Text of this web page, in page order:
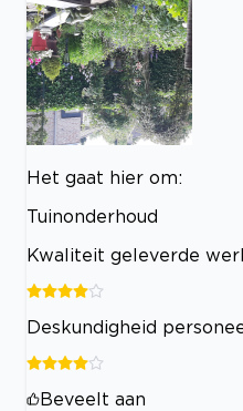
Het gaat hier om:
Tuinonderhoud
Kwaliteit geleverde
Deskundigheid
Beveelt aan